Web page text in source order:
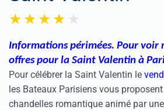
Informations périmées. Pour voir
offres pour la Saint Valentin à
Pour célébrer la Saint Valentin le
les Bateaux Parisiens vous
chandelles romantique animé par